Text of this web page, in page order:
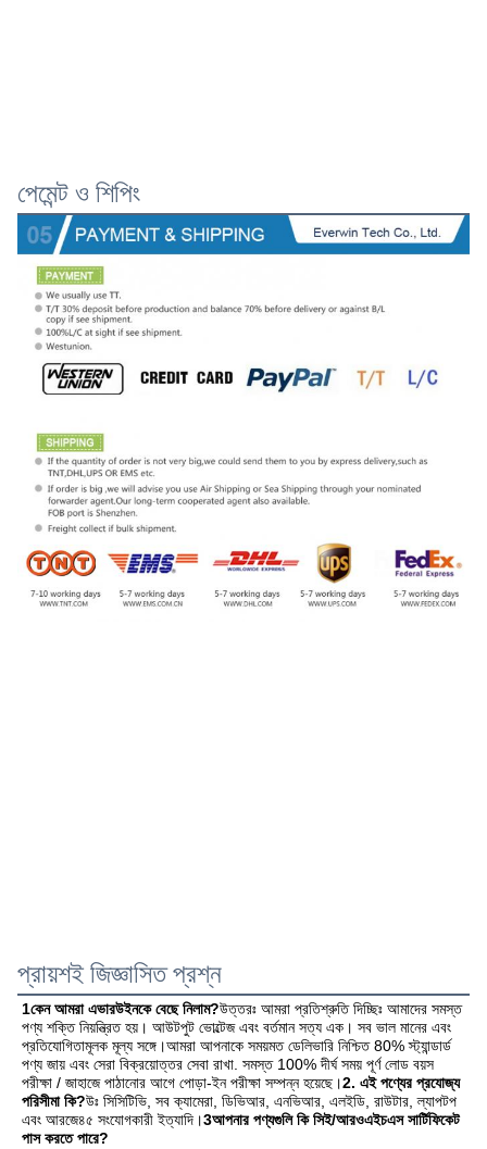
পেমেন্ট ও শিপিং
প্রায়শই জিজ্ঞাসিত প্রশ্ন
1কেন আমরা এভারউইনকে বেছে নিলাম?উত্তরঃ আমরা প্রতিশ্রুতি দিচ্ছিঃ আমাদের সমস্ত
পণ্য শক্তি নিয়ন্ত্রিত হয়। আউটপুট ভোল্টেজ এবং বর্তমান সত্য এক। সব ভাল মানের এবং
প্রতিযোগিতামূলক মূল্য সঙ্গে।আমরা আপনাকে সময়মত ডেলিভারি নিশ্চিত 80% স্ট্যান্ডার্ড
পণ্য জায় এবং সেরা বিক্রয়োত্তর সেবা রাখা. সমস্ত 100% দীর্ঘ সময় পূর্ণ লোড বয়স
পরীক্ষা / জাহাজে পাঠানোর আগে পোড়া-ইন পরীক্ষা সম্পন্ন হয়েছে।2. এই পণ্যের প্রযোজ্য
পরিসীমা কি?উঃ সিসিটিভি, সব ক্যামেরা, ডিভিআর, এনভিআর, এলইডি, রাউটার, ল্যাপটপ
এবং আরজে৪৫ সংযোগকারী ইত্যাদি।3আপনার পণ্যগুলি কি সিই/আরওএইচএস সার্টিফিকেট
পাস করতে পারে?